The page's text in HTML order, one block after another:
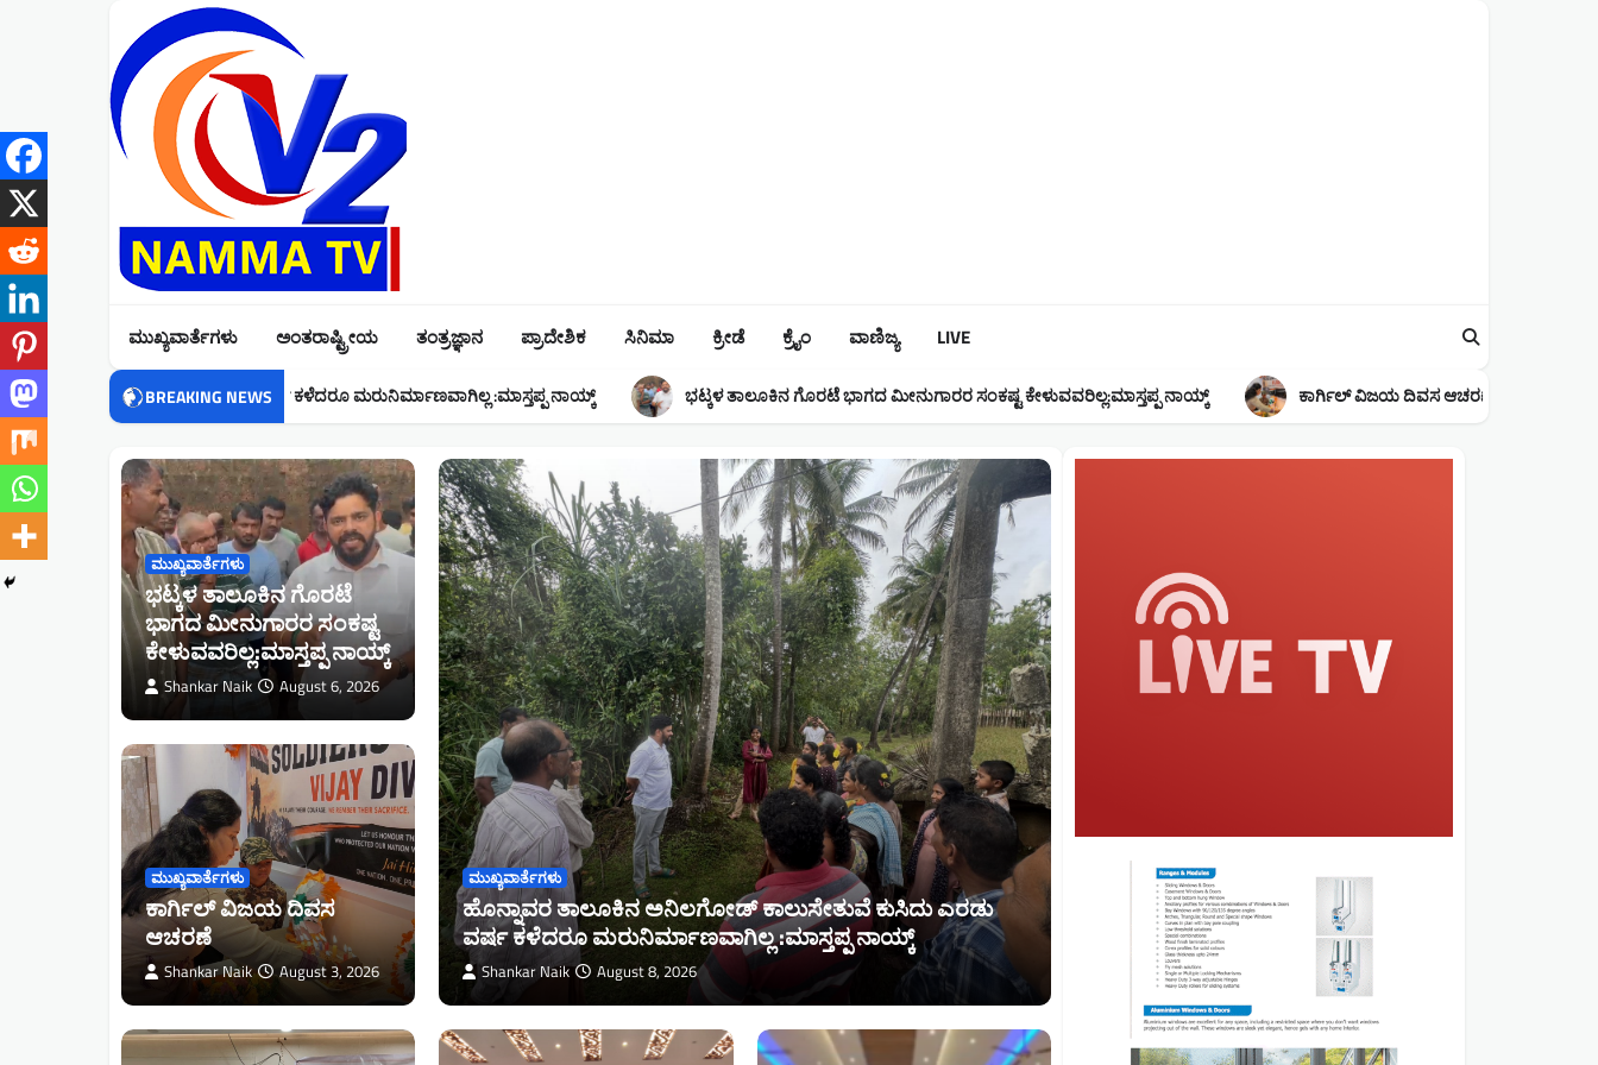
ಮುಖ್ಯವಾರ್ತೆಗಳು ಅಂತರಾಷ್ಟ್ರೀಯ ತಂತ್ರಜ್ಞಾನ ಪ್ರಾದೇಶಿಕ ಸಿನಿಮಾ ಕ್ರೀಡೆ ಕ್ರೈಂ ವಾಣಿಜ್ಯ LIVE
BREAKING NEWS
ಎರಡು ವರ್ಷ ಕಳೆದರೂ ಮರುನಿರ್ಮಾಣವಾಗಿಲ್ಲ :ಮಾಸ್ತಪ್ಪ ನಾಯ್ಕ್ ಭಟ್ಕಳ ತಾಲೂಕಿನ ಗೊರಟೆ ಭಾಗದ ಮೀನುಗಾರರ ಸಂಕಷ್ಟ ಕೇಳುವವರಿಲ್ಲ:ಮಾಸ್ತಪ್ಪ ನಾಯ್ಕ್ ಕಾರ್ಗಿಲ್ ವಿಜಯ ದಿವಸ ಆಚರಣೆ ರೋಟರಿ ಪದಗ್ರಹಣ
ಮುಖ್ಯವಾರ್ತೆಗಳು
ಹೊನ್ನಾವರ ತಾಲೂಕಿನ ಅನಿಲಗೋಡ್ ಕಾಲುಸೇತುವೆ ಕುಸಿದು ಎರಡು
ವರ್ಷ ಕಳೆದರೂ ಮರುನಿರ್ಮಾಣವಾಗಿಲ್ಲ :ಮಾಸ್ತಪ್ಪ ನಾಯ್ಕ್
Shankar Naik August 8, 2026
ಮುಖ್ಯವಾರ್ತೆಗಳು
ಭಟ್ಕಳ ತಾಲೂಕಿನ ಗೊರಟೆ
ಭಾಗದ ಮೀನುಗಾರರ ಸಂಕಷ್ಟ
ಕೇಳುವವರಿಲ್ಲ:ಮಾಸ್ತಪ್ಪ ನಾಯ್ಕ್
Shankar Naik August 6, 2026
ಮುಖ್ಯವಾರ್ತೆಗಳು
ಕಾರ್ಗಿಲ್ ವಿಜಯ ದಿವಸ
ಆಚರಣೆ
Shankar Naik August 3, 2026
ಸಂಸ್ಥೆಯಲ್ಲಿ ವಿದ್ಯಾರ್ಥಿಗಳಿಗೆ
ನಾಯಕತ್ವ ಪದಗ್ರಹಣ
ಸ್ಕೂಲ್‌ನ ರೋಷನಿ
ಆಡಿಟೋರಿಯಮ್‌ನಲ್ಲಿ ೨೦೨೬-೨೦೨೭
ನೇ ಸಾಲಿನ ವಿದ್ಯಾರ್ಥಿ ಸಂಸತ್ತು
ಉದ್ಘಾಟಿಸಲಾಯಿತು.ಈ…
ಮುಖ್ಯವಾರ್ತೆಗಳು
2026
ಭಟ್ಕಳ: ಪಟ್ಟಣದ ಹಿರಿಯ ಮುಖಂಡರು,
ಸಮಾಜಸೇವಕ ಹಾಗೂ ಹಲವು ಸಂಘ–
ಸಂಸ್ಥೆಗಳಲ್ಲಿ ಸಕ್ರಿಯವಾಗಿ
ತೊಡಗಿಸಿಕೊಂಡಿದ್ದ ಸೈಯ್ಯದ್ ಹಸನ್
ಬರ್ಮವರ್ (73) ಅವರು ಬುಧವಾರ
ಮಧ್ಯಾಹ್ನ ನಿಧನರಾದರು.ಅವರು ಕಳೆದ
ಕೆಲವು…
ಮುಖ್ಯವಾರ್ತೆಗಳು